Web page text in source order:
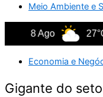
Meio Ambiente e
8 Ago 27°C
Economia e
Gigante do